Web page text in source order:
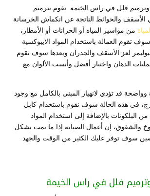
فلل في راس الخيمة تقوم بترميم
والحوائط الناتجة عن انكماش الخرسانة
من مواسير المياه أو الخزانات أو الأمطار،
تقوم العمالة باستخدام المواد الايبوكسية
لعز الأسقف والجدران وبعدها سوف تقوم
الدهان واختيار أفضل وأنسب الألوان مع
قد تؤدي لانهيار المبنى بالكامل مع وجود
في هذه الحالة سوف نقوم باستخدام كابل
البلكونات بالإضافة إلى استخدام المواد
والشقوق، إن أعمال الصيانة إذا ما تمت بشكل
سوف توفر عليك الكثير من الوقت والجهد
فلل في راس الخيمة